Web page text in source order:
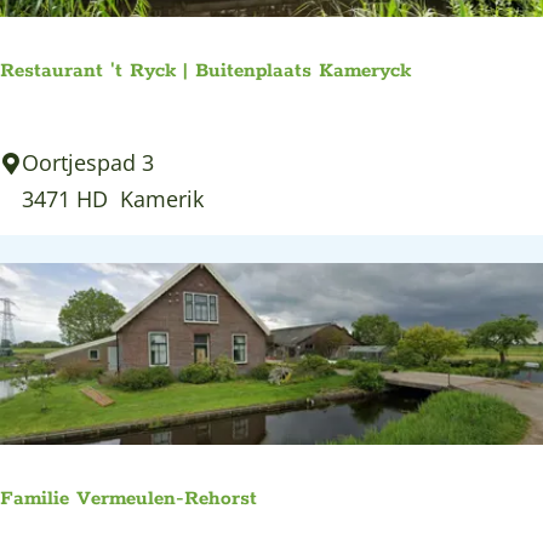
p
u
r
a
a
r
t
e
m
n
Restaurant 't Ryck | Buitenplaats Kameryck
R
t
a
u
r
a
n
t
Oortjespad 3
3471 HD Kamerik
Familie Vermeulen-Rehorst